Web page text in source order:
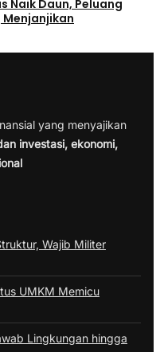
Naik Daun, Peluang
Menjanjikan
yang menyajikan
investasi, ekonomi,
Wajib Militer
UMKM Memicu
Lingkungan hingga